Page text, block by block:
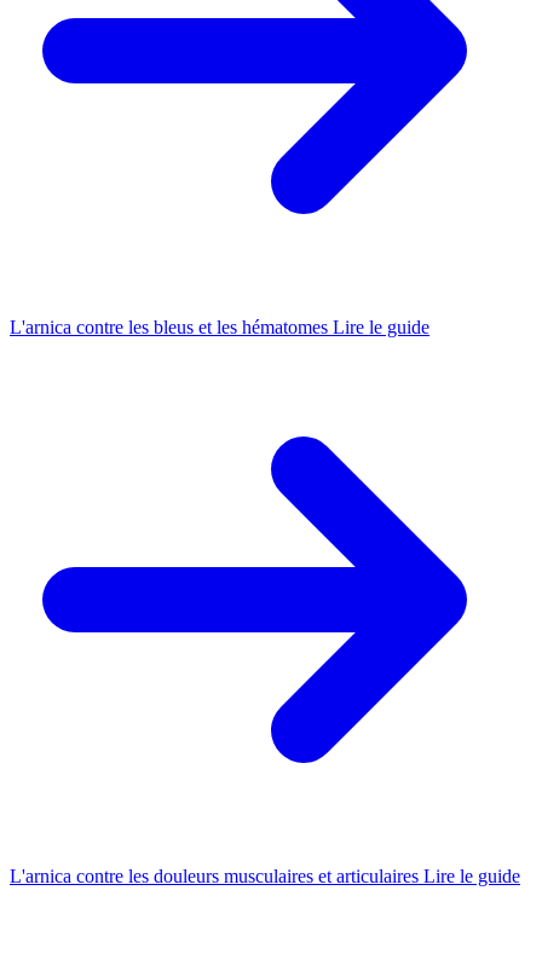
L'arnica contre les bleus et les hématomes Lire le guide
L'arnica contre les douleurs musculaires et articulaires Lire le guide